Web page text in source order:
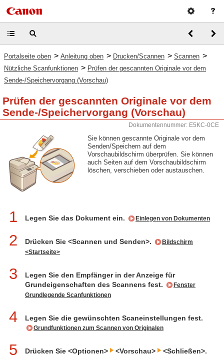
Portalseite oben > Anleitung oben > Drucken/Scannen > Scannen >
Nützliche Scanfunktionen > Prüfen der gescannten Originale vor dem
Sende-/Speichervorgang (Vorschau)
Prüfen der gescannten Originale vor dem
Sende-/Speichervorgang (Vorschau)
Dokumentennummer: E5KC-0CE
Sie können gescannte Originale vor dem
Senden/Speichern auf dem
Vorschaubildschirm überprüfen. Sie können
auch Seiten auf dem Vorschaubildschirm
löschen, verschieben oder austauschen.
1 Legen Sie das Dokument ein. Einlegen von Dokumenten
2 Drücken Sie <Scannen und Senden>.
Bildschirm
<Startseite>
3
Legen Sie den Empfänger in der Anzeige für
Grundeigenschaften des Scannens fest.
Fenster
Grundlegende Scanfunktionen
4 Legen Sie die gewünschten Scaneinstellungen fest.
Grundfunktionen zum Scannen von Originalen
5 Drücken Sie <Optionen> <Vorschau> <Schließen>.